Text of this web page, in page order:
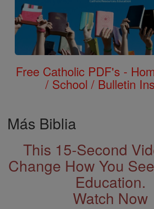
Free Catholic PDF's -
/ School / Bulletin
Más Biblia
This 15-Second
Change How You
Education.
Watch Now